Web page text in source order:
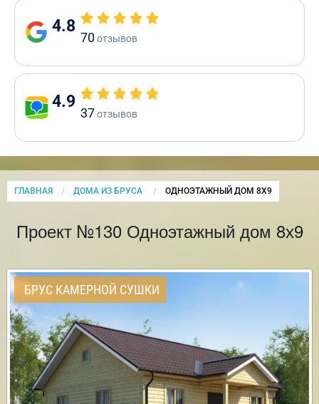
4.8
70отзывов
4.9
37отзывов
ГЛАВНАЯ ДОМА ИЗ БРУСА CURRENT:
ОДНОЭТАЖНЫЙ ДОМ 8Х9
Проект №130 Одноэтажный дом 8х9
БРУС КАМЕРНОЙ СУШКИ